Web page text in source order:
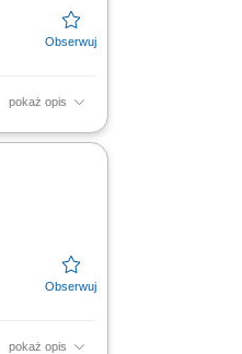
pokaż opis
pokaż opis